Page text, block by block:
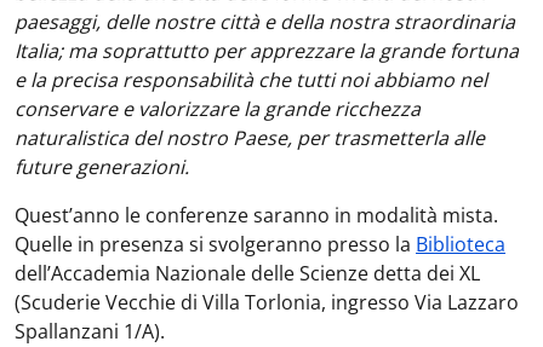
paesaggi, delle nostre città e della nostra straordinaria
Italia; ma soprattutto per apprezzare la grande fortuna
e la precisa responsabilità che tutti noi abbiamo nel
conservare e valorizzare la grande ricchezza
naturalistica del nostro Paese, per trasmetterla alle
future generazioni.
Quest’anno le conferenze saranno in modalità mista.
Quelle in presenza si svolgeranno presso la Biblioteca
dell’Accademia Nazionale delle Scienze detta dei XL
(Scuderie Vecchie di Villa Torlonia, ingresso Via Lazzaro
Spallanzani 1/A).